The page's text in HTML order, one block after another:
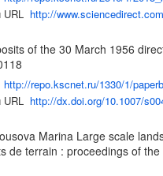
http://
of the 30 March 1956
http://repo.kscnet.ru/1330/1/
http://dx.doi.org/10.1007/
Marina Large scale
de terrain : proceedings of